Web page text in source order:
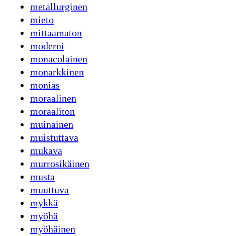
metallurginen
mieto
mittaamaton
moderni
monacolainen
monarkkinen
monias
moraalinen
moraaliton
muinainen
muistuttava
mukava
murrosikäinen
musta
muuttuva
mykkä
myöhä
myöhäinen